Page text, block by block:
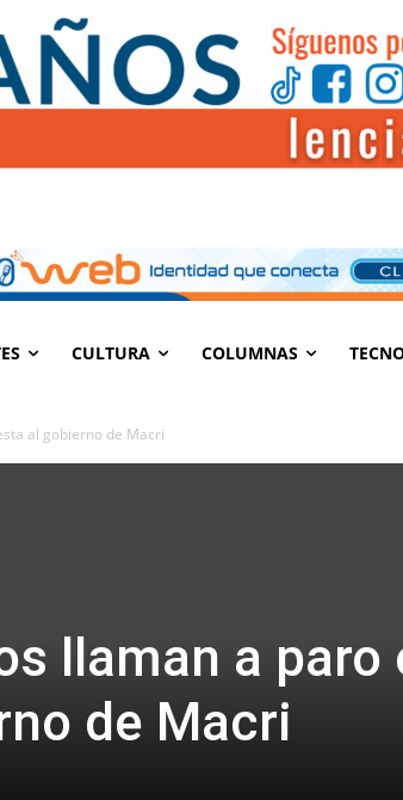
CULTURA COLUMNAS
al gobierno de Macri
llaman a paro
de Macri